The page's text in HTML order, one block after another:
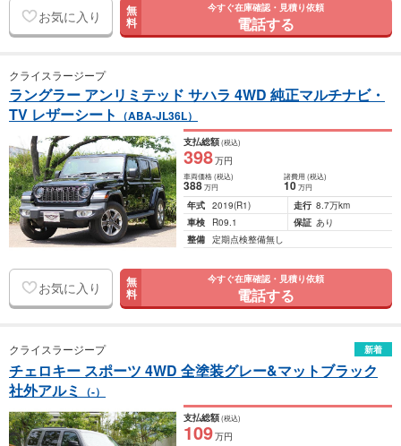
お気に入り 無
料
今すぐ在庫確認・見積り依頼
電話する
クライスラージープ
ラングラー アンリミテッド サハラ 4WD 純正マルチナビ・
TV レザーシート （ABA-JL36L）
支払総額(税込)
398万円
車両価格(税込)
388万円
諸費用 (税込)
10 万円
年式 2019(R1) 走行 8.7万km
車検
R09.1 保証 あり
整備 定期点検整備無し
お気に入り 無
料
今すぐ在庫確認・見積り依頼
電話する
クライスラージープ 新着
チェロキー スポーツ 4WD 全塗装グレー&マットブラック
社外アルミ （-）
支払総額(税込)
109万円